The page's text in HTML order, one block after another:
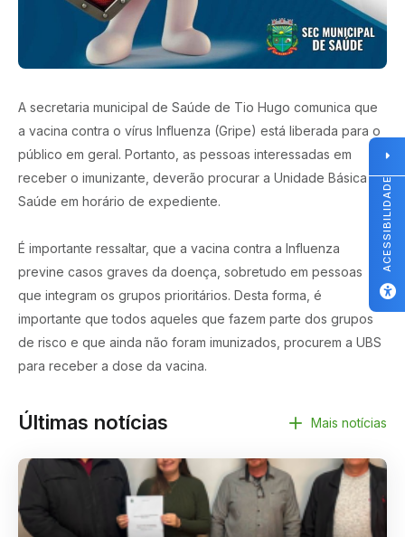
A secretaria municipal de Saúde de Tio Hugo comunica que
a vacina contra o vírus Influenza (Gripe) está liberada para o
público em geral. Portanto, as pessoas interessadas em
receber o imunizante, deverão procurar a Unidade Básica de
Saúde em horário de expediente.
É importante ressaltar, que a vacina contra a Influenza
previne casos graves da doença, sobretudo em pessoas
que integram os grupos prioritários. Desta forma, é
importante que todos aqueles que fazem parte dos grupos
de risco e que ainda não foram imunizados, procurem a UBS
para receber a dose da vacina.
Últimas notícias Mais notícias
ACESSIBILIDADE